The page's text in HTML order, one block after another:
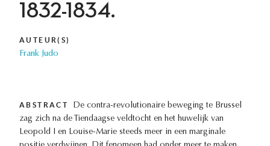
1832-1834.
AUTEUR(S)
Frank Judo
ABSTRACT
De contra-revolutionaire beweging te Brussel
zag zich na de Tiendaagse veldtocht en het huwelijk van
Leopold I en Louise-Marie steeds meer in een marginale